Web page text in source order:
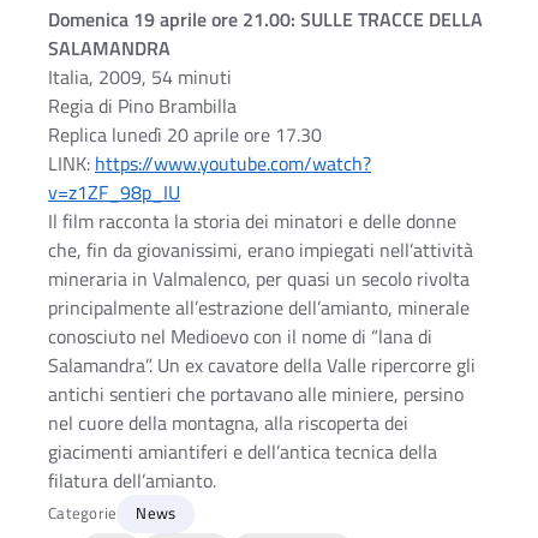
Domenica 19 aprile ore 21.00: SULLE TRACCE DELLA
SALAMANDRA
Italia, 2009, 54 minuti
Regia di Pino Brambilla
Replica lunedì 20 aprile ore 17.30
LINK: https://www.youtube.com/watch?
v=z1ZF_98p_IU
Il film racconta la storia dei minatori e delle donne
che, fin da giovanissimi, erano impiegati nell’attività
mineraria in Valmalenco, per quasi un secolo rivolta
principalmente all’estrazione dell’amianto, minerale
conosciuto nel Medioevo con il nome di “lana di
Salamandra”. Un ex cavatore della Valle ripercorre gli
antichi sentieri che portavano alle miniere, persino
nel cuore della montagna, alla riscoperta dei
giacimenti amiantiferi e dell’antica tecnica della
filatura dell’amianto.
Categorie
News